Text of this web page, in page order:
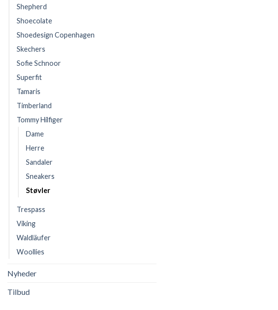
Shepherd
Shoecolate
Shoedesign Copenhagen
Skechers
Sofie Schnoor
Superfit
Tamaris
Timberland
Tommy Hilfiger
Dame
Herre
Sandaler
Sneakers
Støvler
Trespass
Viking
Waldläufer
Woollies
Nyheder
Tilbud